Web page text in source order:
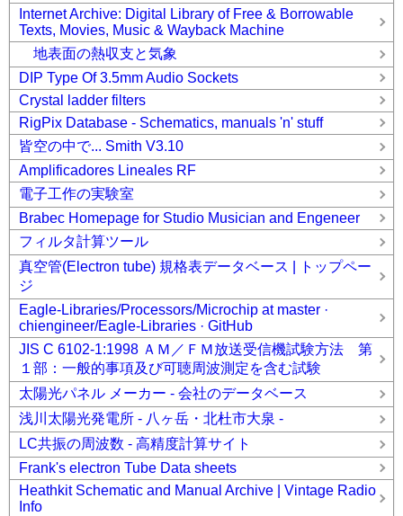
Internet Archive: Digital Library of Free & Borrowable
Texts, Movies, Music & Wayback Machine
地表面の熱収支と気象
DIP Type Of 3.5mm Audio Sockets
Crystal ladder filters
RigPix Database - Schematics, manuals 'n' stuff
皆空の中で... Smith V3.10
Amplificadores Lineales RF
電子工作の実験室
Brabec Homepage for Studio Musician and Engeneer
フィルタ計算ツール
真空管(Electron tube) 規格表データベース | トップペー
ジ
Eagle-Libraries/Processors/Microchip at master ·
chiengineer/Eagle-Libraries · GitHub
JIS C 6102-1:1998 ＡＭ／ＦＭ放送受信機試験方法 第
１部：一般的事項及び可聴周波測定を含む試験
太陽光パネル メーカー - 会社のデータベース
浅川太陽光発電所 - 八ヶ岳・北杜市大泉 -
LC共振の周波数 - 高精度計算サイト
Frank's electron Tube Data sheets
Heathkit Schematic and Manual Archive | Vintage Radio
Info